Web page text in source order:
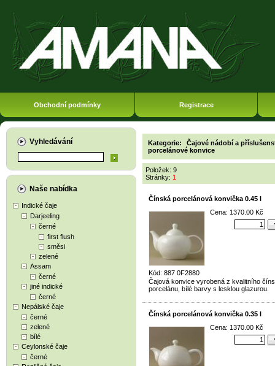
Obchodní podmínky Registrace
Vyhledávání
Naše nabídka
Indické čaje
Darjeeling
černé
first flush
směsi
zelené
Assam
černé
jiné indické
černé
Nepálské čaje
černé
zelené
bílé
Ceylonské čaje
černé
Kategorie:
Čajové nádobí a
porcelánové konvice
Položek: 9
Stránky: 1
Čínská porcelánová konvička 0.45 l
Kód: 887 0F2880
Cena: 1370.00 Kč
Čajová konvice vyrobená z kvalitního
porcelánu, bílé barvy s lesklou glazurou.
Čínská porcelánová konvička 0.35 l
Cena: 1370.00 Kč